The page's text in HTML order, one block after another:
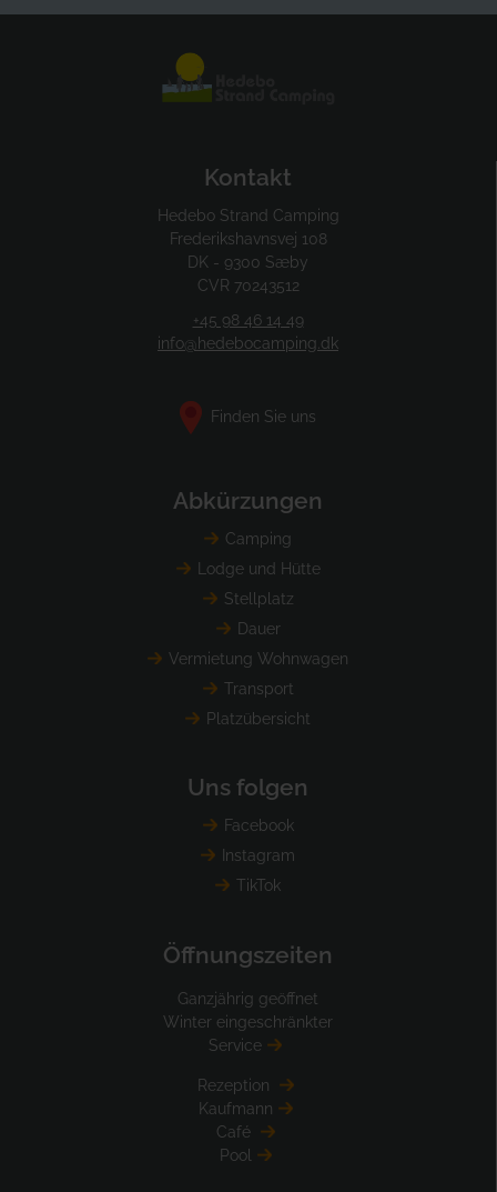
Kontakt
Hedebo Strand Camping
Frederikshavnsvej 108
DK - 9300 Sæby
CVR 70243512
+45 98 46 14 49
info@hedebocamping.dk
Finden Sie uns
Abkürzungen
Camping
Lodge und Hütte
Stellplatz
Dauer
Vermietung Wohnwagen
Transport
Platzübersicht
Uns folgen
Facebook
Instagram
TikTok
Öffnungszeiten
Ganzjährig geöffnet
Winter eingeschränkter
Service
Rezeption
Kaufmann
Café
Pool